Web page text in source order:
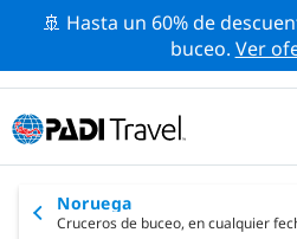
🚢 Hasta un 60% de
buceo. Ver
Noruega
Cruceros de buceo, en cualquier